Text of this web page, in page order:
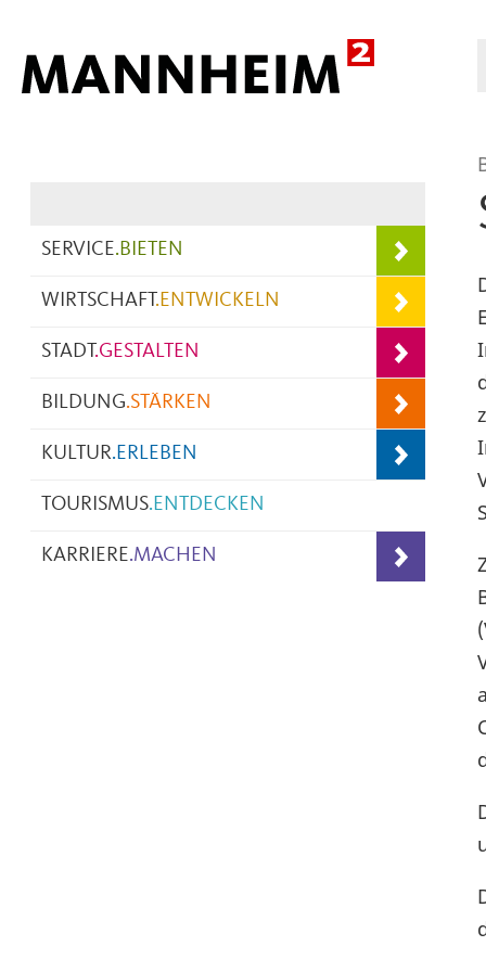
SERVICE.BIETEN
WIRTSCHAFT.ENTWICKELN
STADT.GESTALTEN
BILDUNG.STÄRKEN
KULTUR.ERLEBEN
TOURISMUS.ENTDECKEN
KARRIERE.MACHEN